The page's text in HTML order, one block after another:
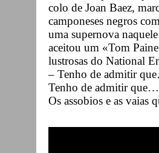
colo de Joan Baez,
camponeses negros
uma supernova
aceitou um «Tom
lustrosas do National
– Tenho de admitir
Tenho de admitir
Os assobios e as vaias